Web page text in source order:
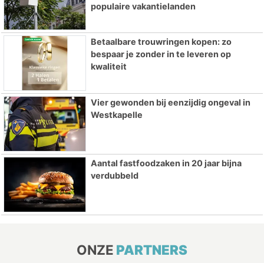
populaire vakantielanden
Betaalbare trouwringen kopen: zo
bespaar je zonder in te leveren op
kwaliteit
Vier gewonden bij eenzijdig ongeval in
Westkapelle
Aantal fastfoodzaken in 20 jaar bijna
verdubbeld
ONZE PARTNERS